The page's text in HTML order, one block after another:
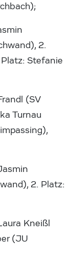
2.
Stefanie
(SV
Turnau
2. Platz:
Kneißl
(JU